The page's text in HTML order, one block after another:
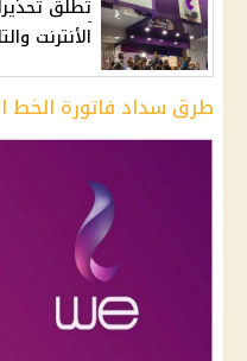
تطلق
الأنترنت
طرق سداد فاتورة الخط